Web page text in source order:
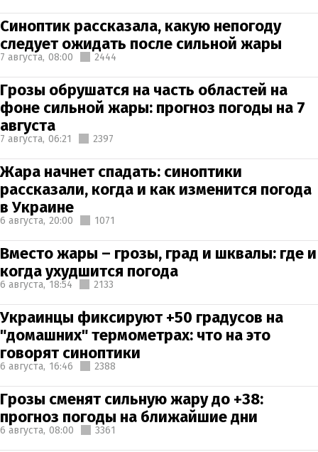
Синоптик рассказала, какую непогоду
следует ожидать после сильной жары
7 августа, 08:00 2444
Грозы обрушатся на часть областей на
фоне сильной жары: прогноз погоды на 7
августа
7 августа, 06:21 2397
Жара начнет спадать: синоптики
рассказали, когда и как изменится погода
в Украине
6 августа, 20:00 1071
Вместо жары – грозы, град и шквалы: где и
когда ухудшится погода
6 августа, 18:54 2133
Украинцы фиксируют +50 градусов на
"домашних" термометрах: что на это
говорят синоптики
6 августа, 16:46 2388
Грозы сменят сильную жару до +38:
прогноз погоды на ближайшие дни
6 августа, 08:00 3361